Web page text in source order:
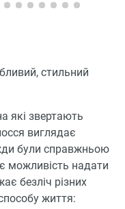
стильний
які звертають
виглядає
були справжньою
можливість надати
безліч різних
життя: